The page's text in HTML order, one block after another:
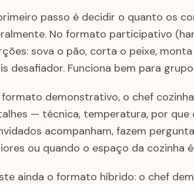
passo é decidir o quanto os
No formato participativo
sova o pão, corta o peixe,
desafiador. Funciona bem para
formato demonstrativo, o chef
— técnica, temperatura, por que
acompanham, fazem
ou quando o espaço da cozinha
ainda o formato híbrido: o chef